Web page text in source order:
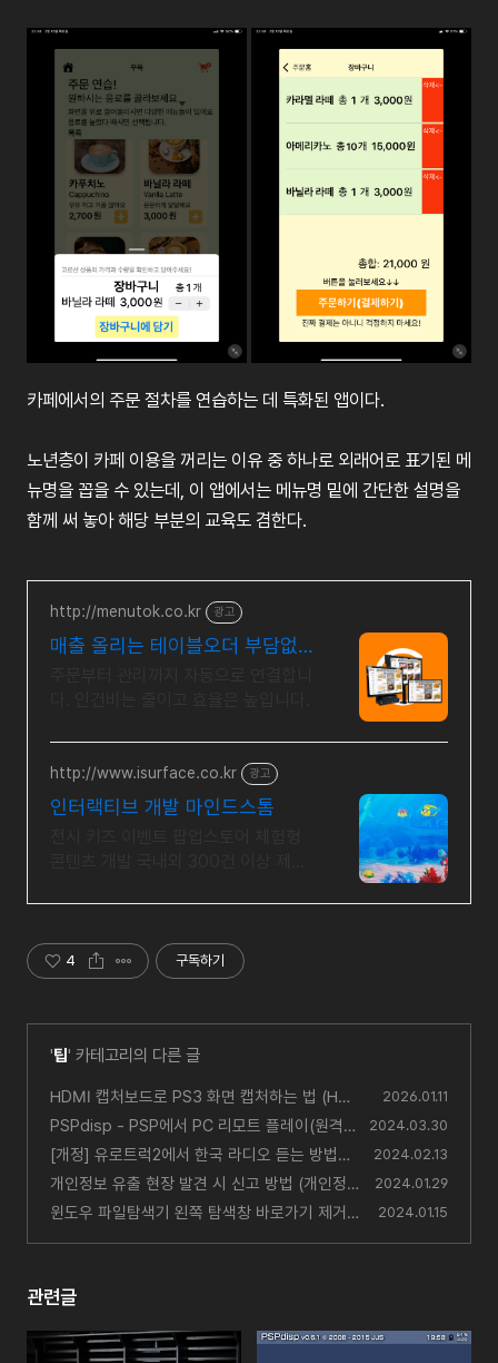
카페에서의 주문 절차를 연습하는 데 특화된 앱이다.
노년층이 카페 이용을 꺼리는 이유 중 하나로 외래어로 표기된 메
뉴명을 꼽을 수 있는데, 이 앱에서는 메뉴명 밑에 간단한 설명을
함께 써 놓아 해당 부분의 교육도 겸한다.
http://menutok.co.kr 광고
매출 올리는 테이블오더 부담없
http://www.isurface.co.kr 광고
인터랙티브 개발 마인드스톰
4 구독하기
'팁' 카테고리의 다른 글
HDMI 캡처보드로 PS3 화면 캡처하는 법 (HD
CP 우회)
(2)
2026.01.11
PSPdisp - PSP에서 PC 리모트 플레이(원격제
어)
(2)
2024.03.30
[개정] 유로트럭2에서 한국 라디오 듣는 방법
(윈도우·스팀덱)
(21)
2024.02.13
개인정보 유출 현장 발견 시 신고 방법 (개인정
보 보호책임자, KISA)
(0)
2024.01.29
윈도우 파일탐색기 왼쪽 탐색창 바로가기 제거
2024.01.15
관련글